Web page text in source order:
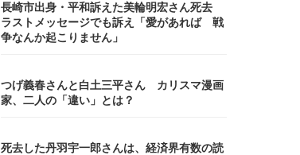
長崎市出身・平和訴えた美輪明宏さん死去
ラストメッセージでも訴え「愛があれば 戦
争なんか起こりません」
つげ義春さんと白土三平さん カリスマ漫画
家、二人の「違い」とは？
死去した丹羽宇一郎さんは、経済界有数の読